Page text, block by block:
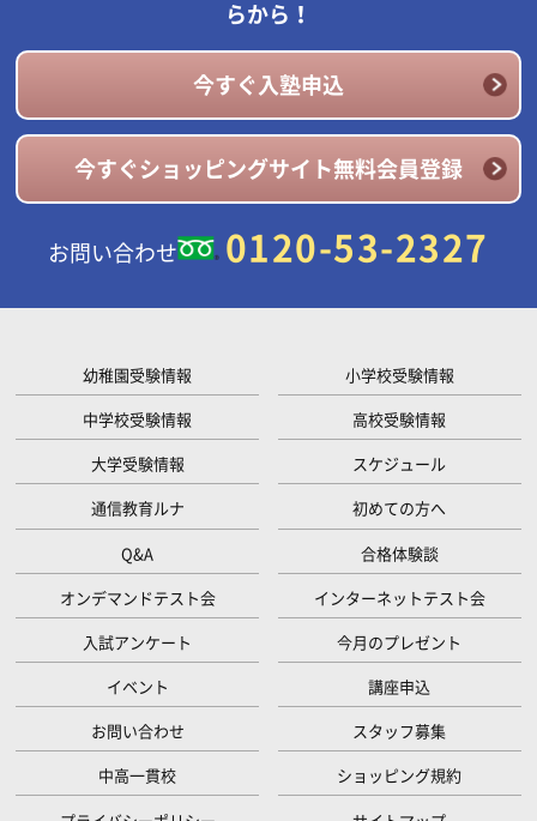
らから！
今すぐ入塾申込
今すぐショッピングサイト無料会員登録
お問い合わせ 0120-53-2327
幼稚園受験情報
小学校受験情報
中学校受験情報
高校受験情報
大学受験情報
スケジュール
通信教育ルナ
初めての方へ
Q&A
合格体験談
オンデマンドテスト会
インターネットテスト会
入試アンケート
今月のプレゼント
イベント
講座申込
お問い合わせ
スタッフ募集
中高一貫校
ショッピング規約